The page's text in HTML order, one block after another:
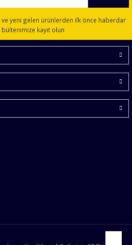
bilgiler bulunuyor.
daha pahalı.
olmalı.
yeni gelen ürünlerden ilk önce haberdar
kayıt olun